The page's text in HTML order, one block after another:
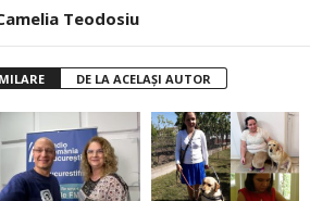
Teodosiu
DE LA ACELAȘI AUTOR